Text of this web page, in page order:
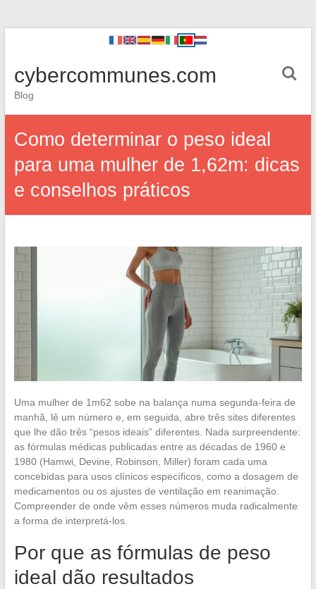
cybercommunes.com
Blog
Como determinar o peso ideal
para uma mulher de 1,62m: dicas
e conselhos práticos
Uma mulher de 1m62 sobe na balança numa segunda-feira de
manhã, lê um número e, em seguida, abre três sites diferentes
que lhe dão três “pesos ideais” diferentes. Nada surpreendente:
as fórmulas médicas publicadas entre as décadas de 1960 e
1980 (Hamwi, Devine, Robinson, Miller) foram cada uma
concebidas para usos clínicos específicos, como a dosagem de
medicamentos ou os ajustes de ventilação em reanimação.
Compreender de onde vêm esses números muda radicalmente
a forma de interpretá-los.
Por que as fórmulas de peso
ideal dão resultados